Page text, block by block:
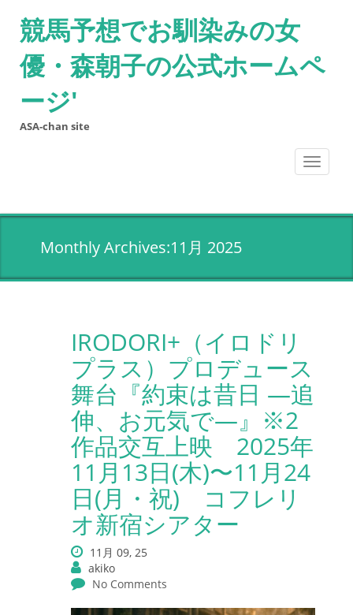
競馬予想でお馴染みの女
優・森朝子の公式ホームペ
ージ'
ASA-chan site
Toggle
Monthly Archives:11月 2025
IRODORI+（イロドリ
プラス）プロデュース
舞台『約束は昔日 ―追
伸、お元気で―』※2
作品交互上映 2025年
11月13日(木)〜11月24
日(月・祝) コフレリ
オ新宿シアター
11月 09, 25
akiko
No Comments